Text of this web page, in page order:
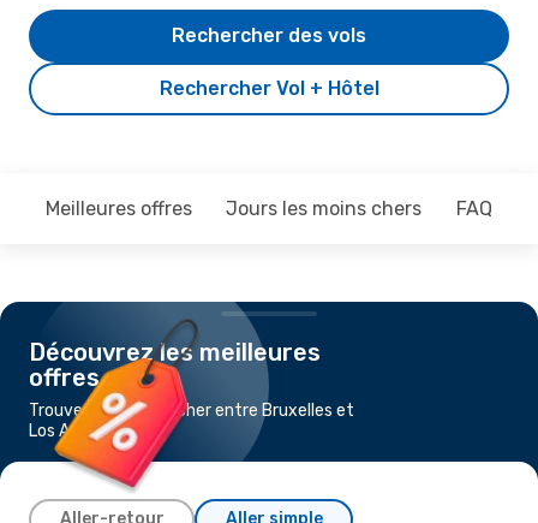
Rechercher Vol + Hôtel
Rechercher des vols
Meilleures offres Jours les moins chers FAQ
Découvrez les meilleures
offres
Trouvez un vol pas cher entre Bruxelles et
Los Angeles
Aller-retour Aller simple